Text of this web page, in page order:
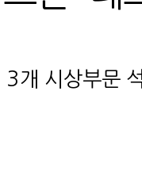
개 시상부문 석